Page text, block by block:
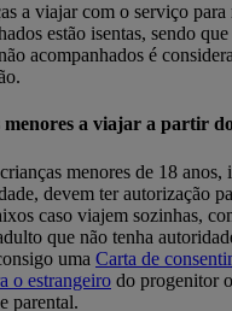
a viajar com o serviço para
estão isentas, sendo
acompanhados é
menores a viajar a partir
menores de 18 anos,
devem ter autorização
caso viajem sozinhas,
que não tenha
uma Carta de
o estrangeiro do progenitor
parental.